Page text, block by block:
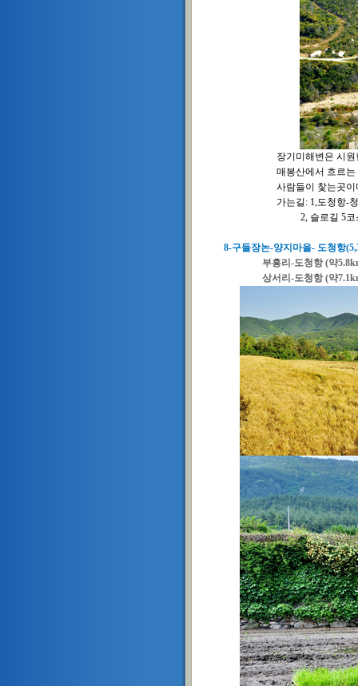
장기미해변은 시
매봉산에서 흐르는 계곡
사람들이 찿는곳이
가는길: 1,도청항-청계리-
2, 슬로길 5코스 권덕
8-구들장논-양지마을- 도청항
부흥리-도청항 (약
상서리-도청항 (약